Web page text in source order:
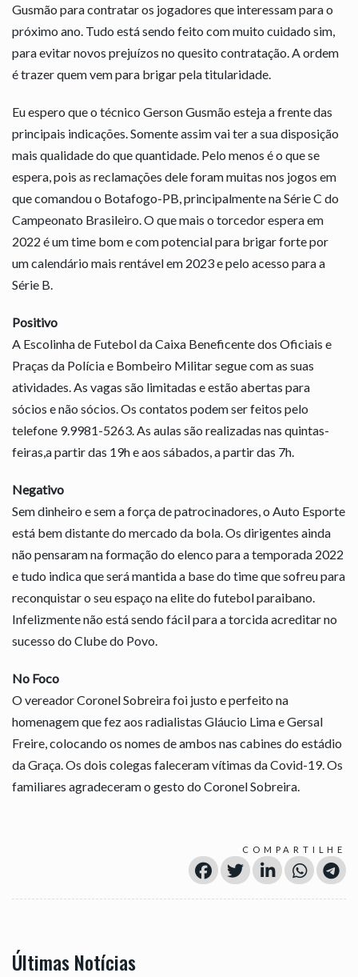
Gusmão para contratar os jogadores que interessam para o
próximo ano. Tudo está sendo feito com muito cuidado sim,
para evitar novos prejuízos no quesito contratação. A ordem
é trazer quem vem para brigar pela titularidade.
Eu espero que o técnico Gerson Gusmão esteja a frente das
principais indicações. Somente assim vai ter a sua disposição
mais qualidade do que quantidade. Pelo menos é o que se
espera, pois as reclamações dele foram muitas nos jogos em
que comandou o Botafogo-PB, principalmente na Série C do
Campeonato Brasileiro. O que mais o torcedor espera em
2022 é um time bom e com potencial para brigar forte por
um calendário mais rentável em 2023 e pelo acesso para a
Série B.
Positivo
A Escolinha de Futebol da Caixa Beneficente dos Oficiais e
Praças da Polícia e Bombeiro Militar segue com as suas
atividades. As vagas são limitadas e estão abertas para
sócios e não sócios. Os contatos podem ser feitos pelo
telefone 9.9981-5263. As aulas são realizadas nas quintas-
feiras,a partir das 19h e aos sábados, a partir das 7h.
Negativo
Sem dinheiro e sem a força de patrocinadores, o Auto Esporte
está bem distante do mercado da bola. Os dirigentes ainda
não pensaram na formação do elenco para a temporada 2022
e tudo indica que será mantida a base do time que sofreu para
reconquistar o seu espaço na elite do futebol paraibano.
Infelizmente não está sendo fácil para a torcida acreditar no
sucesso do Clube do Povo.
No Foco
O vereador Coronel Sobreira foi justo e perfeito na
homenagem que fez aos radialistas Gláucio Lima e Gersal
Freire, colocando os nomes de ambos nas cabines do estádio
da Graça. Os dois colegas faleceram vítimas da Covid-19. Os
familiares agradeceram o gesto do Coronel Sobreira.
COMPARTILHE
Últimas Notícias